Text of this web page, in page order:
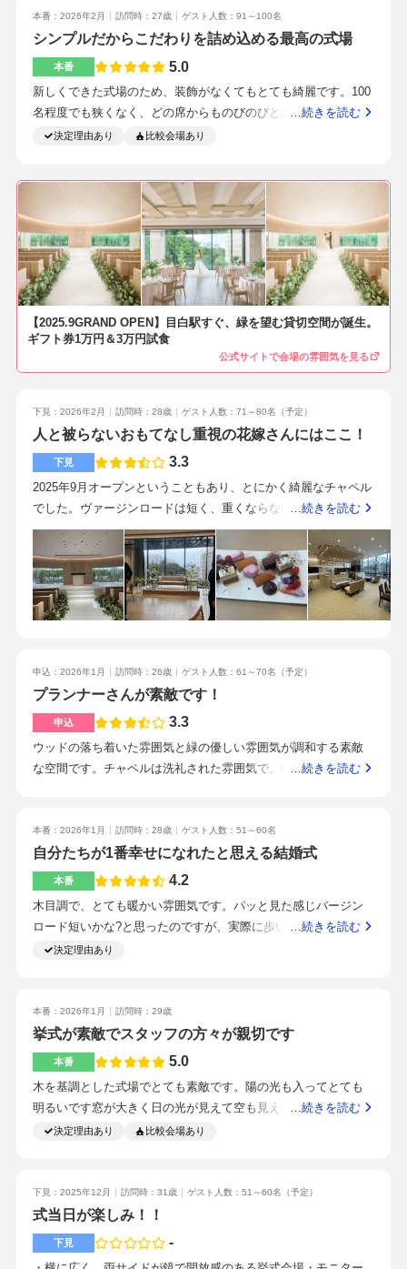
ストからの美味しいの声も多かった。目白駅の改札を出た瞬間
に建物が目に入り、徒歩1分ほどの近さ。目白駅は改札が一箇所
しかない為、迷う心配がない。式場専用のエレベーターを使用
する為、施設利用のお客さんと動線が分かれる点も安心でき
る。【一貫担当型のプランナー制度】下見から当日まで同じプ
ランナーさんに担当してもらえます。打ち合わせの回数は毎月1
回ほどなので、同じ人が担当していただくことで、事細かなニ
い内容で提案してくださり当日を盛り上げることが出来た。式
当日中もずっとついていただける心強さもあります。【ガーデ
ン】挙式後にガーデンでフラワーシャワー、バブルシャワー、
ダーズンローズセレモニー、ブーケブートニア、ウェルカムビ
ュッフェを行いました。自然光が入る為写真映えする。【ワイ
ンの持ち込み】ワインに想い入れがあり持ち込み可能な式場を
探していた。サービスや準備等も安心してお任せすることが出
来た。着たいドレスや当日やりたい演出をざっくりとでも考え
た上で下見に行くとイメージが湧き自分達にぴったりの式場を
の高さ・着たいドレスと雰囲気が合うか・上品さとナチュラル
感・ゲストが肩の力を抜いて一緒に楽しめる空間・自分達の式
なる)プランナーさんの対応が良かったこと。・担当一貫性で当
日のトラブルを避けられると思ったこと。・新設なので友人と
被らない式場
た上で、こちらの要望をできるだけ叶えようと色々なご提案を
していただけるのが大変助かりました。駅の目の前なのでゲス
トも迷わず来れると思います。私が感じたのは、何よりスタッ
フの皆様がとっても気さくで良い方ばかり！プランナーさんだ
けではなく、サービススタッフの方、提携先のドレスショッ
プ・お花屋さん・メイク担当の方など、皆様とても親身に寄り
らも『過去1笑いあり、涙ありの結婚式で良かった』という声を
たくさんいただきました。サービススタッフの方の気配りが素
晴らしいです！サービススタッフの方も演出で盛り上げてくだ
さったり、試食会の時も笑顔でこまめに声をかけてくださいま
した。コンセプトはしっかり決めた方が良いと思います！希望
を叶えつつ、プロとしての意見をしっかりお伝えいただけるの
でとっても決めやすかったです。あまり決まってない所があっ
ても、お打ち合わせ回数をたくさん設けてくださるので、スム
ーズに決める事ができました。ナチュラルな雰囲気で探してい
てお任せできました。訳あって式場を変えなくてはいけない時
に、こちらに見学に来ましたが『絶対後悔させません！』と言
っていただけたのが大変心強かったです。見学・契約〜当日ま
でとても親身になってくださいました。
木目調でガーデンを連想させる雰囲気にできます。84名のゲス
トでしたが、十分な広さです。ドレスはこだわったので、値上
がりしてしまいました。料理も見積もりが少し安い設定だった
ので値上がりしました。ペーパーアイテムや動画は全て自作し
たので安く抑えられました。会場ができる前に契約をしていた
ので割引特典で少し安くなりました。料理はどれも申し分ない
ほど美味しいです。料理長がメニューの紹介をしてくれて、各
札出て目の前なのでゲストからも好評でした。みなさんとても
優しくフレンドリーでした。対応も素早く体内で大満足です。
テラスもあるので、少しガーデンウェディング感も味わえま
す。スタッフの方の対応がとても良く、ゲストみんなから大好
評でした。本当に残念なところは思い当たらないほど、いいス
タッフさんと素敵な会場です。提携先が決まっているので、持
ち込みできるものは少ないかもしれません。契約した段階から
打ち合わせをスタートしてくれるので、早めの契約のが安心で
す。チャペル、披露宴会場の雰囲気を第一優先で選びました。
その次に料理へのこだわりを軸に選びました。何より、担当プ
ナーさんに惹かれて契約しました。また、午前午後1組ずつなの
でゆっくりできることも決めての一つです。そして、シェフの
料理への想いです
本番：2026年2月 訪問時：27歳 ゲスト人数：91～100名
シンプルだからこだわりを詰め込める最高の式場
本番 5.0
新しくできた式場のため、装飾がなくてもとても綺麗です。100
名程度でも狭くなく、どの席からものびのびと楽しめると思い
ました。料理お花は最小限にしてもらいました。料理は本当に
で、信頼できる方と出会えました。式の当日もたくさん盛り上
げてくださいました。料理の柔軟さ余興がなくてもさまざまな
演出を提案してくれて盛り上げてくれました。（フランベ、バ
ブルシャワー、ガーデンでのビュッフェ）ゆっくり焦らず、パ
ートナーと仲良く楽しくやること！感謝を伝えられる、こだわ
りを詰め込める式場アクセス・導線の良さ挙式会場に参列して
くださる方が全員座れる
…続きを読む
決定理由あり 比較会場あり
【2025.9GRAND OPEN】目白駅すぐ、緑を望む貸切空間が誕生。
ギフト券1万円＆3万円試食
公式サイトで会場の雰囲気を見る
下見：2026年2月 訪問時：28歳 ゲスト人数：71～80名 （予定）
人と被らないおもてなし重視の花嫁さんにはここ！
下見 3.3
2025年9月オープンということもあり、とにかく綺麗なチャペル
でした。ヴァージンロードは短く、重くならない雰囲気でした
が、しっかり歩きたいと思う人には短く感じるかもしれませ
ん。チャペル内にプロジェクターもあるため、家族ミートな
ど、あまり人に見せたくないという人にはとてもいい演出だな
と思いました。強いて言えばヴァージンロードの構造的に柱が2
本あり、ゲストをたくさん招いている場合は一瞬死角ができる
け離れているように感じました。カーテンを閉めるという案
や、式場にある緑を会場に持ってくるという代替案をいただき
ましたが緑にこだわっている方には合わないかもしれません。
した。天井は3.3mとおっしゃっていたのでそこまで高くないよ
うに印象を受けました。高めに盛り込んで見積書を作成いただ
ライブキッチンがとても素敵でした。ゲストに五感で楽しんで
もらえるのは他にないなと思いました。あとドリンクメニュー
が豊富でソフトドリンクも美味しかったです目白駅を出てすぐ
の茶色い建物で、分かりやすいです。下にはコンビニに、カフ
ェもあり時間を潰す場所には困らなさそうでした。大学が目の
前にあるので、学生がいる時間は電車が混雑しエスカレーター
たが、結果そのようなことは一切なくギャップになりこちらの
ブラスブルーがマイナスなイメージになってしまいました。人
と被らない式場を。と思っていたのでその点はこの会場以外な
いかなと思いました。緑の多さに相違ないかというのと、自由
度の高さ、見積もりの値上がり幅は最初に聞いておくといいか
もしれません。緑溢れる木目調のチャペルを気に入って見学に
至りました。ブライダルフェアで、スタッフの方の対応がよく
…続きを読む
申込：2026年1月 訪問時：26歳 ゲスト人数：61～70名 （予定）
プランナーさんが素敵です！
申込 3.3
ウッドの落ち着いた雰囲気と緑の優しい雰囲気が調和する素敵
な空間です。チャペルは洗礼された雰囲気で、中に入ると雰囲
な窓があり、太陽光がしっかり入ります。すてきな雰囲気でし
た。持ち込みはできないものも多く、コストパフォーマンスが
どうなのかは正直わかりません！調理長が気さくで面白いで
す。料理ももちろん美味しい。目白駅から徒歩1分なので、電車
で来るゲストは問題ないです。近くのホテルは、車を止めるこ
とができないため、車でくるゲストが多い場合には、少し考え
る必要がありそうです。とにかくスタッフの対応が素晴らしい
ンナー一貫性というのは他の式場でもあるのかどうか探してみ
てください！
…続きを読む
本番：2026年1月 訪問時：28歳 ゲスト人数：51～60名
自分たちが1番幸せになれたと思える結婚式
本番 4.2
木目調で、とても暖かい雰囲気です。パッと見た感じバージン
ロード短いかな?と思ったのですが、実際に歩いてみたら充分で
した！大きな窓があり、温かい光が入ってくるのでより一層ア
ら歩く感じになります。オールブッフェだったのですが、わた
したちがオーダーをした料理も組み込んでくださいました。ま
た、お酒好きなわたしたちは、ファーストバイトを鏡開きに変
えて、皆で乾杯したした。日本酒も美味しくて満足です！jr山手
線の目白駅の目の前にある建物なので、アクセスは抜群です！
最初から最後まで同じプランナーさんと一緒に作り上げます。
ただ打ち合わせをする、だけではなくたわいもない話もしなが
作り上げることが出来るのは、ブラスブルー東京さんだからこ
そだと思います。わたしたちの「これやりたい」「あれやりた
い」を実現してくださり、思い描く結婚式に出来た事は、なに
よりも嬉しかったです。これといってはないのですが、やはり
…続きを読む
決定理由あり
本番：2026年1月 訪問時：29歳
挙式が素敵でスタッフの方々が親切です
本番 5.0
木を基調とした式場でとても素敵です。陽の光も入ってとても
明るいです窓が大きく日の光が見えて空も見えてここも木を使
ってるのでとても素敵ですオープンキッチンなのもあまりない
いですゲストにも喜んでもらえましたスタッフの方々皆様親切
でとても丁寧です当日も色んなことに気にかけていただいてと
ても助かりました貸し出しの物が多いのは助かりましたウェル
カムスペースで使えるものテーブルナンバーなどなどしかもオ
…続きを読む
決定理由あり 比較会場あり
下見：2025年12月 訪問時：31歳 ゲスト人数：51～60名 （予定）
式当日が楽しみ！！
下見 -